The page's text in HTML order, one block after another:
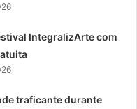
IntegralizArte com
traficante durante